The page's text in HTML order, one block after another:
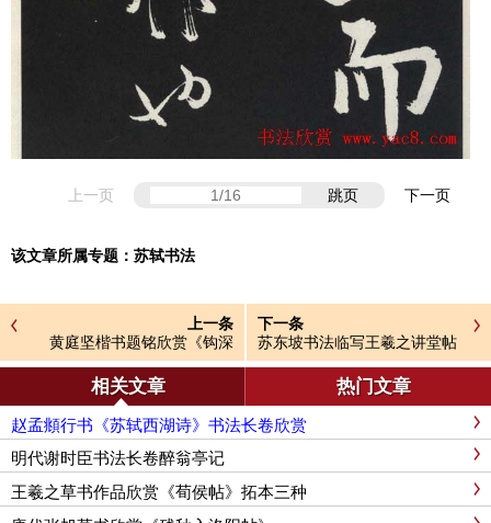
上一页 跳页 下一页
该文章所属专题： 苏轼书法
上一条
黄庭坚楷书题铭欣赏《钩深
堂》
下一条
苏东坡书法临写王羲之讲堂帖
相关文章 热门文章
赵孟頫行书《苏轼西湖诗》书法长卷欣赏
明代谢时臣书法长卷醉翁亭记
王羲之草书作品欣赏《荀侯帖》拓本三种